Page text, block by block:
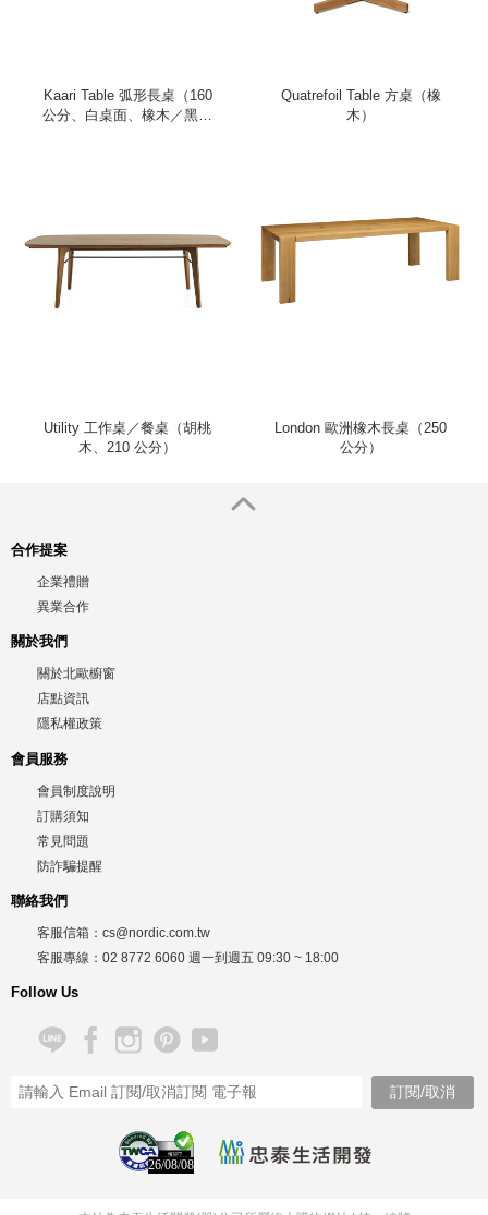
Kaari Table 弧形長桌（160
公分、白桌面、橡木／黑鋼
Quatrefoil Table 方桌（橡
木）
Utility 工作桌／餐桌（胡桃
木、210 公分）
London 歐洲橡木長桌（250
公分）
合作提案
企業禮贈
異業合作
關於我們
關於北歐櫥窗
店點資訊
隱私權政策
會員服務
會員制度說明
訂購須知
常見問題
防詐騙提醒
聯絡我們
客服信箱： cs@nordic.com.tw
客服專線： 02 8772 6060 週一到週五 09:30 ~ 18:00
Follow Us
26/08/08